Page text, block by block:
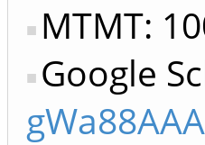
MTMT:
Google